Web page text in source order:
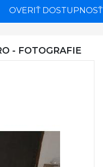
OVERIŤ DOSTUPNOSŤ
- FOTOGRAFIE